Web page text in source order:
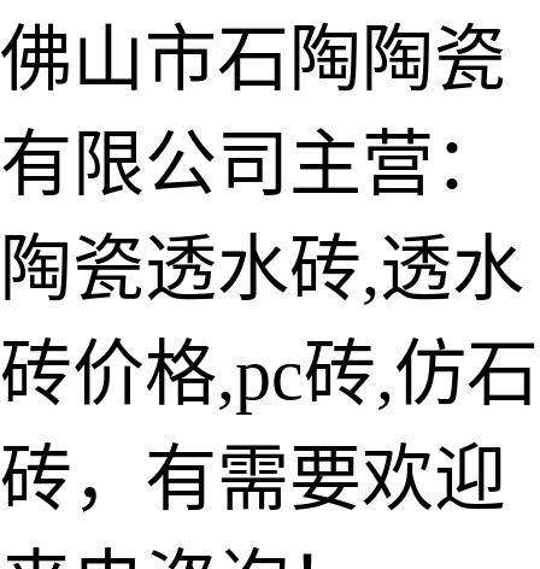
佛山市石陶陶瓷
有限公司主营：
陶瓷透水砖,透水
砖价格,pc砖,仿石
砖，有需要欢迎
陶瓷透水砖
生态仿石砖
仿石透水砖
承重仿石砖
细面透水砖